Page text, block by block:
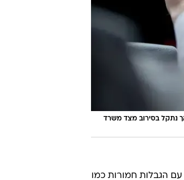
נתקל בסירוב מצד משרד
עם הגבלות חמורות כמו